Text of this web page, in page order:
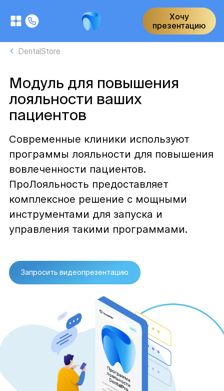
Хочу
презентацию
DentalStore
Модуль для повышения
лояльности ваших
пациентов
Современные клиники используют
программы лояльности для повышения
вовлеченности пациентов.
ПроЛояльность предоставляет
комплексное решение с мощными
инструментами для запуска и
управления такими программами.
Запросить видеопрезентацию